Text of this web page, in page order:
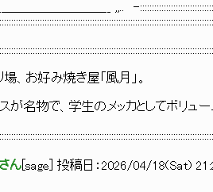
＿＿＿＿＿＿＿__ ,,.. -
好み焼き屋「風月」。
物で、学生のメッカとしてボリュー
ん sage ] 投稿日： 2026/04/18(Sat)